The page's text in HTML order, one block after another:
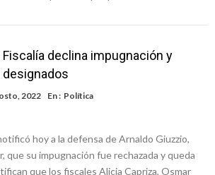
declina impugnación y
2022 En : Política
hoy a la defensa de Arnaldo Giuzzio,
que su impugnación fue rechazada y queda
que los fiscales Alicia Capriza, Osmar